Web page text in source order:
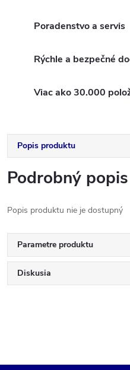
Poradenstvo a servis
Rýchle a bezpečné
Viac ako 30.000
Popis produktu
Podrobný popis
Popis produktu nie je dostupný
Parametre produktu
Diskusia